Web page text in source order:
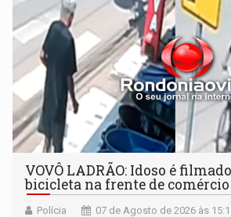
VOVÔ LADRÃO: Idoso é
bicicleta na frente de comércio
Polícia 07 de Agosto de 2026 às